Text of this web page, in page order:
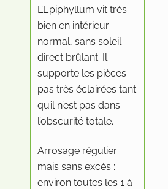
L’Epiphyllum vit très
bien en intérieur
normal, sans soleil
direct brûlant. Il
supporte les pièces
pas très éclairées tant
qu’il n’est pas dans
l’obscurité totale.
Arrosage régulier
mais sans excès :
environ toutes les 1 à